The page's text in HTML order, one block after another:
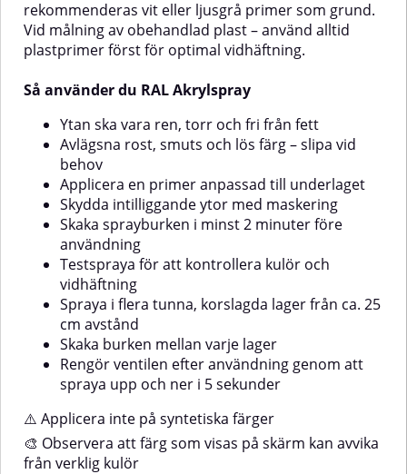
Applicera inte på syntetiska
färger🎨 Observera att färg som
visas på skärm kan avvika från
rekommenderas vit eller ljusgrå primer som grund.
Vid målning av obehandlad plast – använd alltid
plastprimer först för optimal vidhäftning.
Så använder du RAL Akrylspray
Ytan ska vara ren, torr och fri från fett
Avlägsna rost, smuts och lös färg – slipa vid
behov
Applicera en primer anpassad till underlaget
Skydda intilliggande ytor med maskering
Skaka sprayburken i minst 2 minuter före
användning
Testspraya för att kontrollera kulör och
vidhäftning
Spraya i flera tunna, korslagda lager från ca. 25
cm avstånd
Skaka burken mellan varje lager
Rengör ventilen efter användning genom att
spraya upp och ner i 5 sekunder
⚠️ Applicera inte på syntetiska färger
🎨 Observera att färg som visas på skärm kan avvika
från verklig kulör